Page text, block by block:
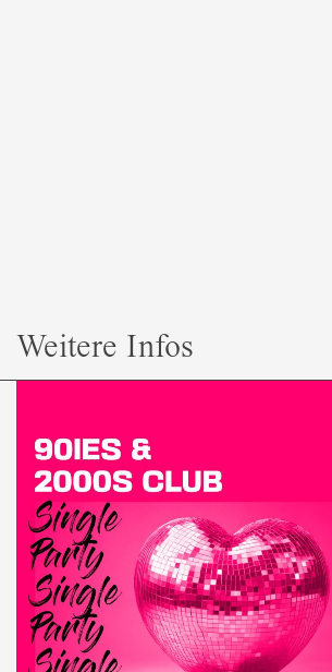
Weitere Infos